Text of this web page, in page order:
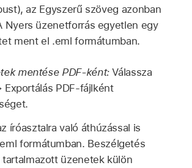
az Egyszerű szöveg azonban
Nyers üzenetforrás egyetlen egy
ment el .eml formátumban.
mentése PDF-ként:Válassza
Exportálás PDF-fájlként
íróasztalra való áthúzással is
formátumban. Beszélgetés
tartalmazott üzenetek külön